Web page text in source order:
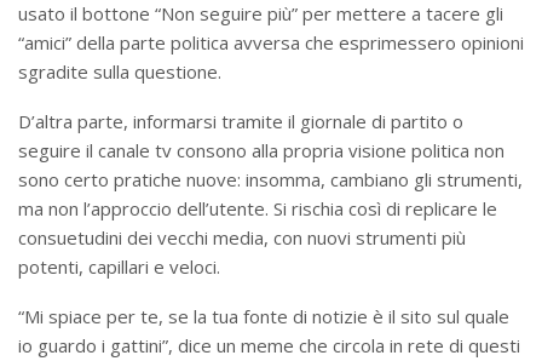
usato il bottone “Non seguire più” per mettere a tacere gli
“amici” della parte politica avversa che esprimessero opinioni
sgradite sulla questione.
D’altra parte, informarsi tramite il giornale di partito o
seguire il canale tv consono alla propria visione politica non
sono certo pratiche nuove: insomma, cambiano gli strumenti,
ma non l’approccio dell’utente. Si rischia così di replicare le
consuetudini dei vecchi media, con nuovi strumenti più
potenti, capillari e veloci.
“Mi spiace per te, se la tua fonte di notizie è il sito sul quale
io guardo i gattini”, dice un meme che circola in rete di questi